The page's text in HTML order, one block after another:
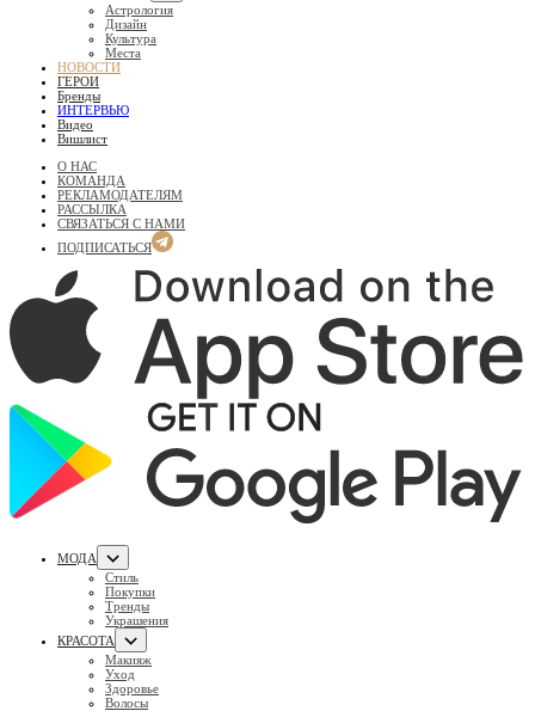
Астрология
Дизайн
Культура
Места
НОВОСТИ
ГЕРОИ
Бренды
ИНТЕРВЬЮ
Видео
Вишлист
О НАС
КОМАНДА
РЕКЛАМОДАТЕЛЯМ
РАССЫЛКА
СВЯЗАТЬСЯ С НАМИ
ПОДПИСАТЬСЯ
МОДА
Стиль
Покупки
Тренды
Украшения
КРАСОТА
Макияж
Уход
Здоровье
Волосы